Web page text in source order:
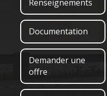
Renseignements
Documentation
Demander une
offre